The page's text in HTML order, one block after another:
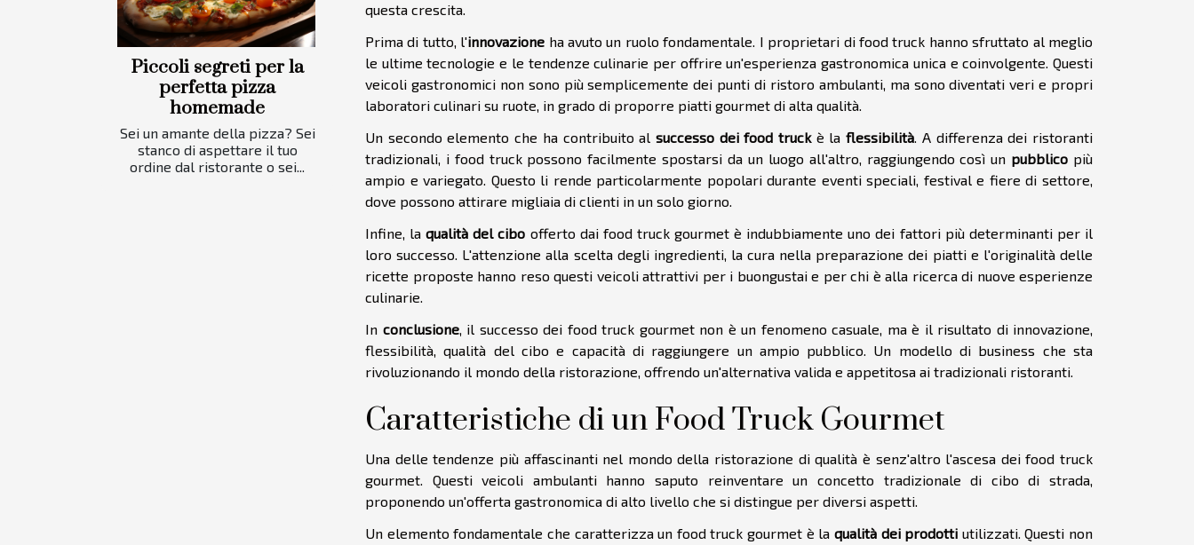
Piccoli segreti per la
perfetta pizza
homemade
Sei un amante della pizza? Sei
stanco di aspettare il tuo
ordine dal ristorante o sei...
questa crescita.
Prima di tutto, l'innovazione ha avuto un ruolo fondamentale. I proprietari di food truck hanno sfruttato al meglio
le ultime tecnologie e le tendenze culinarie per offrire un'esperienza gastronomica unica e coinvolgente. Questi
veicoli gastronomici non sono più semplicemente dei punti di ristoro ambulanti, ma sono diventati veri e propri
laboratori culinari su ruote, in grado di proporre piatti gourmet di alta qualità.
Un secondo elemento che ha contribuito al successo dei food truckè laflessibilità. A differenza dei ristoranti
tradizionali, i food truck possono facilmente spostarsi da un luogo all'altro, raggiungendo così un pubblico più
ampio e variegato. Questo li rende particolarmente popolari durante eventi speciali, festival e fiere di settore,
dove possono attirare migliaia di clienti in un solo giorno.
Infine, laqualità del cibo offerto dai food truck gourmet è indubbiamente uno dei fattori più determinanti per il
loro successo. L'attenzione alla scelta degli ingredienti, la cura nella preparazione dei piatti e l'originalità delle
ricette proposte hanno reso questi veicoli attrattivi per i buongustai e per chi è alla ricerca di nuove esperienze
culinarie.
In conclusione, il successo dei food truck gourmet non è un fenomeno casuale, ma è il risultato di innovazione,
flessibilità, qualità del cibo e capacità di raggiungere un ampio pubblico. Un modello di business che sta
rivoluzionando il mondo della ristorazione, offrendo un'alternativa valida e appetitosa ai tradizionali ristoranti.
Caratteristiche di un Food Truck Gourmet
Una delle tendenze più affascinanti nel mondo della ristorazione di qualità è senz'altro l'ascesa dei food truck
gourmet. Questi veicoli ambulanti hanno saputo reinventare un concetto tradizionale di cibo di strada,
proponendo un'offerta gastronomica di alto livello che si distingue per diversi aspetti.
Un elemento fondamentale che caratterizza un food truck gourmet è la qualità dei prodotti utilizzati. Questi non